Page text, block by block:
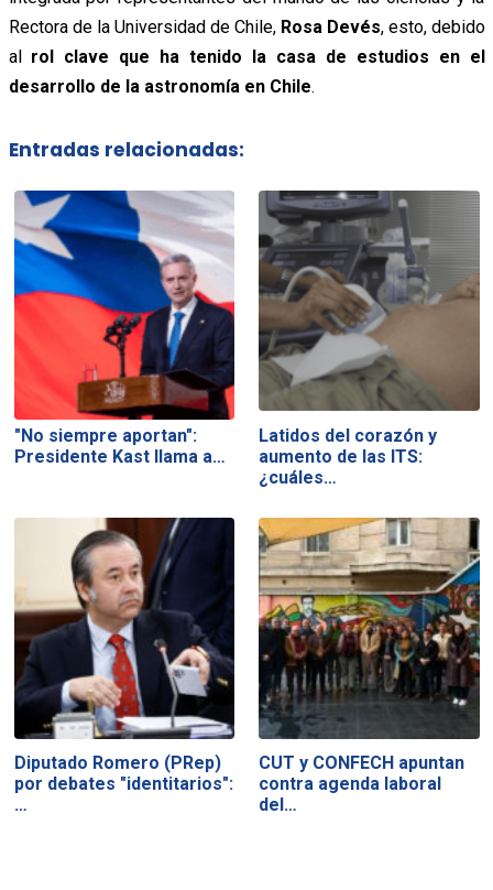
Rectora de la Universidad de Chile,Rosa Devés, esto, debido
al rol clave que ha tenido la casa de estudios en el
desarrollo de la astronomía en Chile.
Entradas relacionadas:
"No siempre aportan":
Presidente Kast llama a…
Latidos del corazón y
aumento de las ITS:
¿cuáles…
Diputado Romero (PRep)
por debates "identitarios":
…
CUT y CONFECH apuntan
contra agenda laboral
del…